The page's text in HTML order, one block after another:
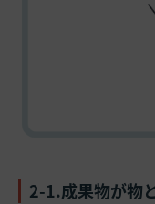
2-1.成果物が物